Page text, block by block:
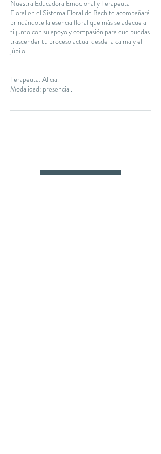
Nuestra Educadora Emocional y Terapeuta
Floral en el Sistema Floral de Bach te acompañará
brindándote la esencia floral que más se adecue a
ti junto con su apoyo y compasión para que puedas
trascender tu proceso actual desde la calma y el
júbilo.
Terapeuta: Alicia.
Modalidad: presencial.